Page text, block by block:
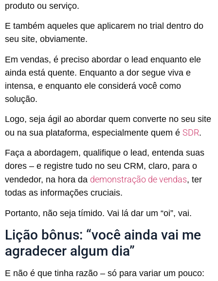
produto ou serviço.
E também aqueles que aplicarem no trial dentro do
seu site, obviamente.
Em vendas, é preciso abordar o lead enquanto ele
ainda está quente. Enquanto a dor segue viva e
intensa, e enquanto ele considerá você como
solução.
Logo, seja ágil ao abordar quem converte no seu site
ou na sua plataforma, especialmente quem é SDR.
Faça a abordagem, qualifique o lead, entenda suas
dores – e registre tudo no seu CRM, claro, para o
vendedor, na hora da demonstração de vendas, ter
todas as informações cruciais.
Portanto, não seja tímido. Vai lá dar um “oi”, vai.
Lição bônus: “você ainda vai me
agradecer algum dia”
E não é que tinha razão – só para variar um pouco: